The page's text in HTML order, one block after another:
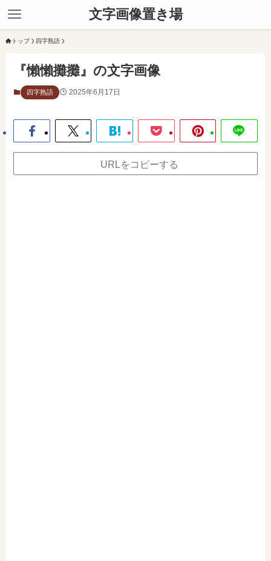
文字画像置き場
トップ 四字熟語
『懶懶攤攤』の文字画像
四字熟語 2025年6月17日
URLをコピーする